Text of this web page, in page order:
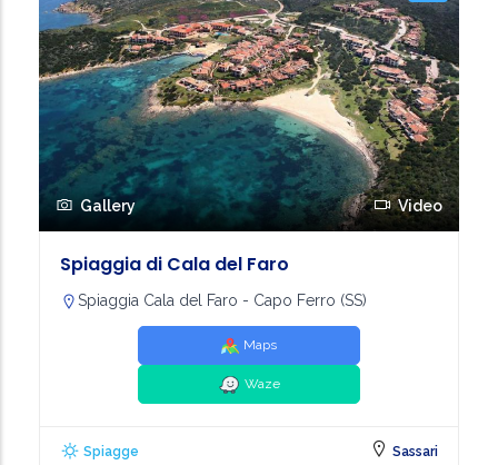
Gallery Video
Spiaggia di Cala del Faro
Spiaggia Cala del Faro - Capo Ferro (SS)
Maps
Waze
Spiagge Sassari